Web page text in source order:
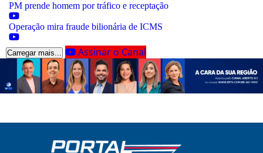
PM prende homem por tráfico e receptação
Operação mira fraude bilionária de ICMS
Carregar mais... Assinar o Canal